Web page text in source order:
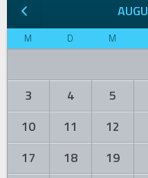
M D M
3
4 5
10
11 12
17
18 19